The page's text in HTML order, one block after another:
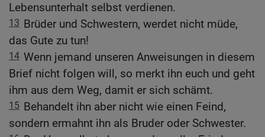
Lebensunterhalt selbst verdienen.
13 Brüder und Schwestern, werdet nicht müde,
das Gute zu tun!
14 Wenn jemand unseren Anweisungen in diesem
Brief nicht folgen will, so merkt ihn euch und geht
ihm aus dem Weg, damit er sich schämt.
15 Behandelt ihn aber nicht wie einen Feind,
sondern ermahnt ihn als Bruder oder Schwester.